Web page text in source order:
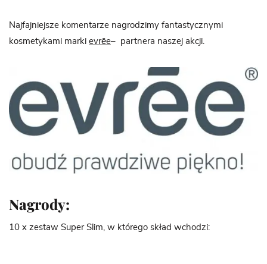
Najfajniejsze komentarze nagrodzimy fantastycznymi
kosmetykami marki evrēe– partnera naszej akcji.
Nagrody:
10 x zestaw Super Slim, w którego skład wchodzi: